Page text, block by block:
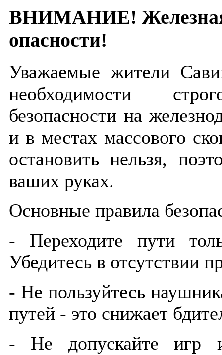
ВНИМАНИЕ! Железная
опасности!
Уважаемые жители
необходимости
безопасности на
и в местах массового
остановить нельзя,
ваших руках.
Основные правила
- Переходите пути
Убедитесь в отсутствии
- Не пользуйтесь
путей - это снижает
- Не допускайте игр